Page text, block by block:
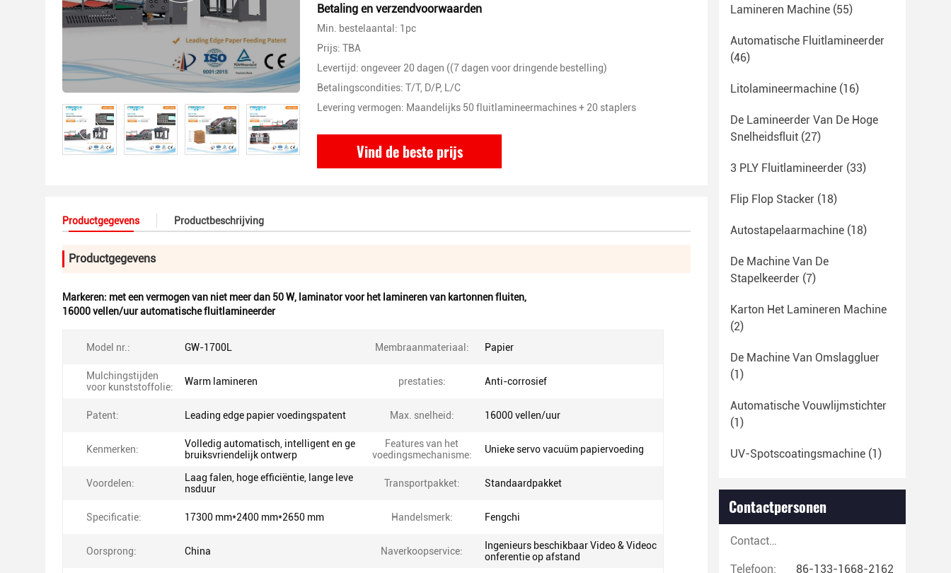
Betaling en verzendvoorwaarden
Min. bestelaantal: 1pc
Prijs: TBA
Levertijd: ongeveer 20 dagen ((7 dagen voor dringende bestelling)
Betalingscondities: T/T, D/P, L/C
Levering vermogen: Maandelijks 50 fluitlamineermachines + 20 staplers
Vind de beste prijs
Productgegevens Productbeschrijving
Productgegevens
Markeren: met een vermogen van niet meer dan 50 W, laminator voor het lamineren van kartonnen fluiten,
16000 vellen/uur automatische fluitlamineerder
Model nr.: GW-1700L Membraanmateriaal: Papier
Mulchingstijden
voor kunststoffolie:
Warm lamineren prestaties: Anti-corrosief
Patent: Leading edge papier voedingspatent Max. snelheid: 16000 vellen/uur
Kenmerken:
Volledig automatisch, intelligent en ge
bruiksvriendelijk ontwerp
Features van het
voedingsmechanisme:
Unieke servo vacuüm papiervoeding
Voordelen:
Laag falen, hoge efficiëntie, lange leve
nsduur
Transportpakket: Standaardpakket
Specificatie: 17300 mm*2400 mm*2650 mm Handelsmerk: Fengchi
Oorsprong: China Naverkoopservice:
Ingenieurs beschikbaar Video & Videoc
onferentie op afstand
Lamineren Machine (55)
Automatische Fluitlamineerder
(46)
Litolamineermachine (16)
De Lamineerder Van De Hoge
Snelheidsfluit (27)
3 PLY Fluitlamineerder (33)
Flip Flop Stacker (18)
Autostapelaarmachine (18)
De Machine Van De
Stapelkeerder (7)
Karton Het Lamineren Machine
(2)
De Machine Van Omslaggluer
(1)
Automatische Vouwlijmstichter
(1)
UV-Spotscoatingsmachine (1)
Contactpersonen
Contactpersonen:
Telefoon: 86-133-1668-2162